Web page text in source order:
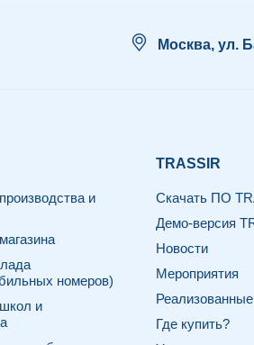
Москва, ул.
и
номеров)
и
TRASSIR
Скачать ПО
Демо-версия
Новости
Мероприятия
Где купить?